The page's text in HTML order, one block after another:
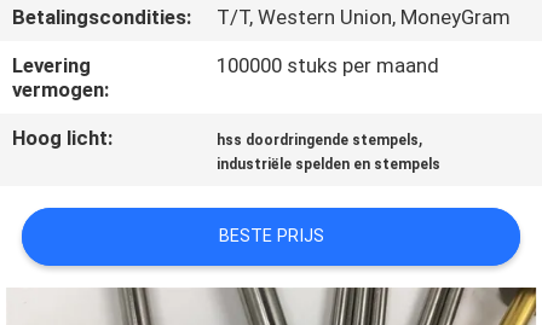
VERZOEK
OM EEN
PRIVACYBELEID
Betalingscondities:
T/T, Western Union, MoneyGram
Levering
vermogen:
100000 stuks per maand
Hoog licht: hss doordringende stempels,
industriële spelden en stempels
BESTE PRIJS